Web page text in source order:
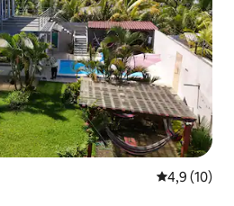
4,9 de uma
4,9 (10)